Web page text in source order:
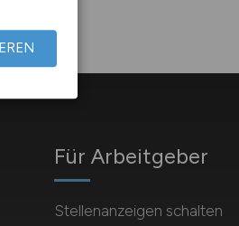
Für Arbeitgeber
Stellenanzeigen schalten